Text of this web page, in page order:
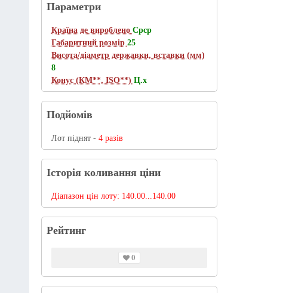
Параметри
Країна де вироблено Срср
Габаритний розмір 25
Висота/діаметр державки, вставки (мм)
8
Конус (КМ**, ISO**) Ц.х
Подйомів
Лот піднят - 4 разів
Історія коливання ціни
Діапазон цін лоту: 140.00...140.00
Рейтинг
0